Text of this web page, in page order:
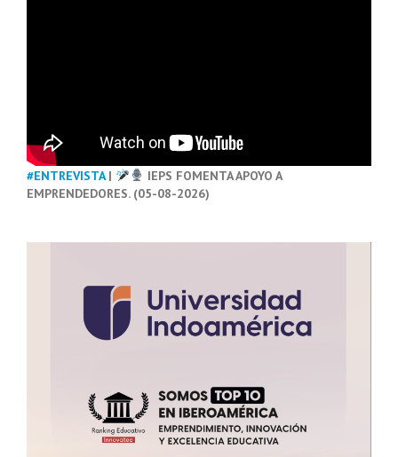
#ENTREVISTA|
IEPS FOMENTA APOYO A
EMPRENDEDORES. (05-08-2026)